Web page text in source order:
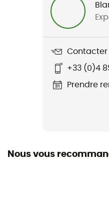
Construction du vêtement
Technologies utilisées
Niveau Schmerber
Contacter
+33 (0)4
Prendre
Nous vous